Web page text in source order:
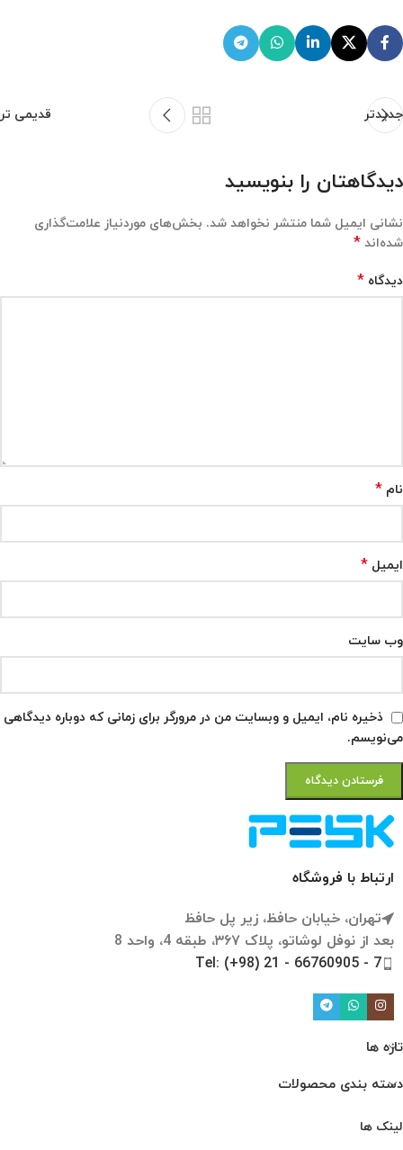
جدیدتر قدیمی تر
دیدگاهتان را بنویسید
نشانی ایمیل شما منتشر نخواهد شد. بخش‌های موردنیاز علامت‌گذاری
شده‌اند *
دیدگاه *
نام *
ایمیل *
وب‌ سایت
ذخیره نام، ایمیل و وبسایت من در مرورگر برای زمانی که دوباره دیدگاهی
می‌نویسم.
ارتباط با فروشگاه
تهران، خیابان حافظ، زیر پل حافظ
بعد از نوفل لوشاتو، پلاک ۳۶۷، طبقه 4، واحد 8
Tel: (+98) 21 - 66760905 - 7
تازه ها
دسته بندی محصولات
لینک ها